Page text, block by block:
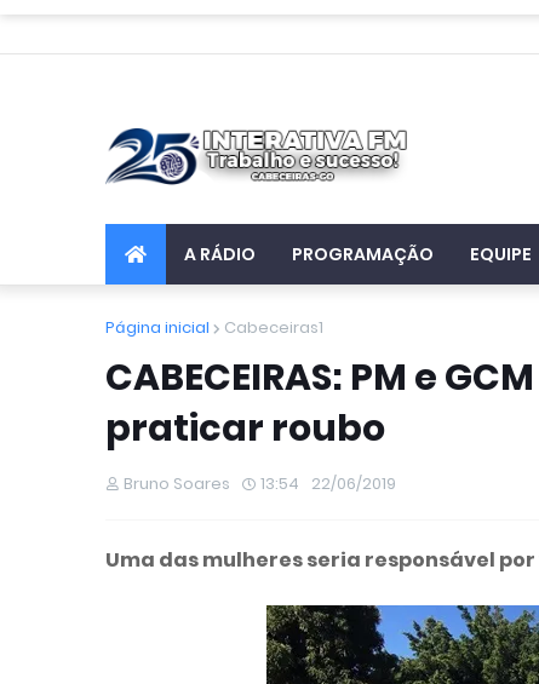
A RÁDIO PROGRAMAÇÃO EQUIPE
Página inicial Cabeceiras1
CABECEIRAS: PM e
praticar roubo
Bruno Soares 13:54 22/06/2019
Uma das mulheres seria responsável